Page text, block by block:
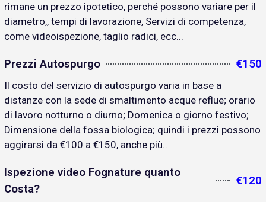
rimane un prezzo ipotetico, perché possono variare per il
diametro,, tempi di lavorazione, Servizi di competenza,
come videoispezione, taglio radici, ecc...
Prezzi Autospurgo €150
Il costo del servizio di autospurgo varia in base a
distanze con la sede di smaltimento acque reflue; orario
di lavoro notturno o diurno; Domenica o giorno festivo;
Dimensione della fossa biologica; quindi i prezzi possono
aggirarsi da €100 a €150, anche più..
Ispezione video Fognature quanto
Costa?
€120